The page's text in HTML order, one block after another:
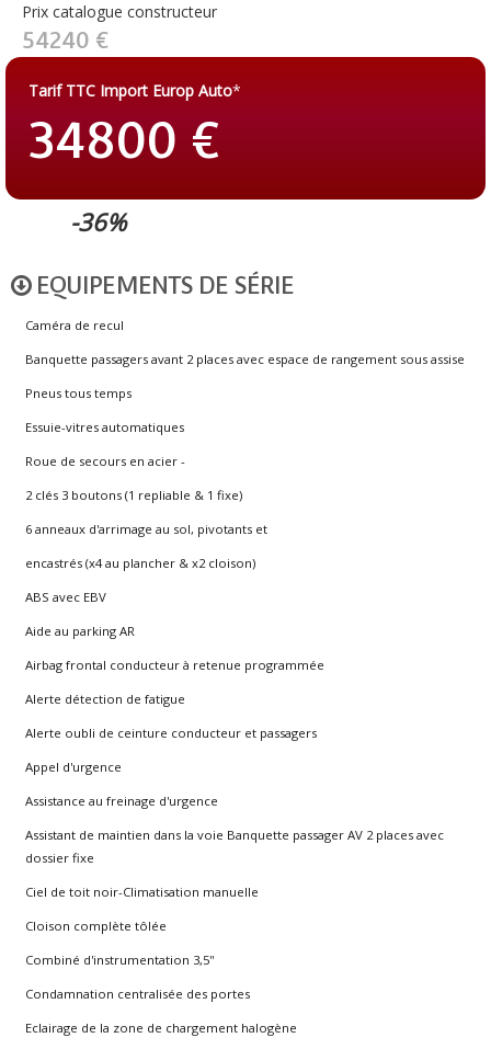
Prix catalogue constructeur
54240 €
Tarif TTC Import Europ Auto*
34800 €
-36%
EQUIPEMENTS DE SÉRIE
Caméra de recul
Banquette passagers avant 2 places avec espace de rangement sous assise
Pneus tous temps
Essuie-vitres automatiques
Roue de secours en acier -
2 clés 3 boutons (1 repliable & 1 fixe)
6 anneaux d'arrimage au sol, pivotants et
encastrés (x4 au plancher & x2 cloison)
ABS avec EBV
Aide au parking AR
Airbag frontal conducteur à retenue programmée
Alerte détection de fatigue
Alerte oubli de ceinture conducteur et passagers
Appel d'urgence
Assistance au freinage d'urgence
Assistant de maintien dans la voie Banquette passager AV 2 places avec
dossier fixe
Ciel de toit noir-Climatisation manuelle
Cloison complète tôlée
Combiné d'instrumentation 3,5''
Condamnation centralisée des portes
Eclairage de la zone de chargement halogène